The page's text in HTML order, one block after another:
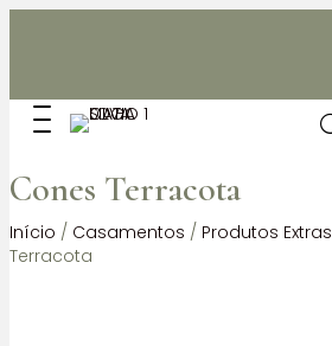
Cones Terracota
Início / Casamentos / Produtos Extras
Terracota